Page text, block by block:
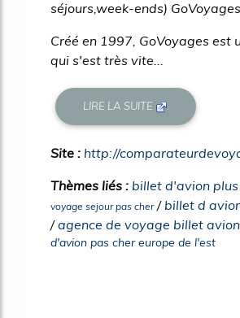
séjours,week-ends)
Créé en 1997, GoVoyages est
qui s'est très vite...
LIRE LA SUITE
Site : http://
Thèmes liés : billet d'avion
voyage sejour pas cher/ billet d
/agence de voyage billet
d'avion pas cher europe de l'est